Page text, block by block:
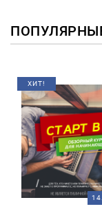
ХИТ!